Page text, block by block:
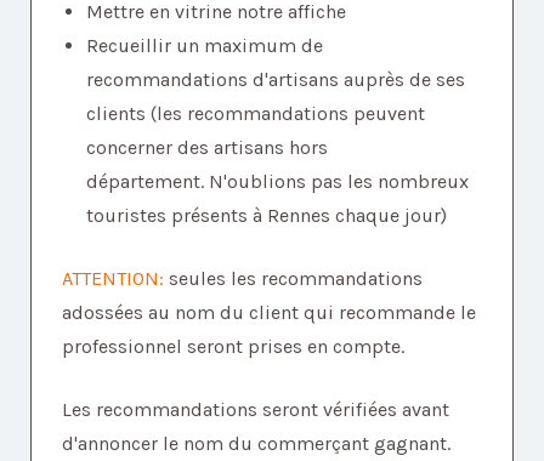
Mettre en vitrine notre affiche
Recueillir un maximum de
recommandations d'artisans auprès de ses
clients (les recommandations peuvent
concerner des artisans hors
département. N'oublions pas les nombreux
touristes présents à Rennes chaque jour)
ATTENTION: seules les recommandations
adossées au nom du client qui recommande le
professionnel seront prises en compte.
Les recommandations seront vérifiées avant
d'annoncer le nom du commerçant gagnant.